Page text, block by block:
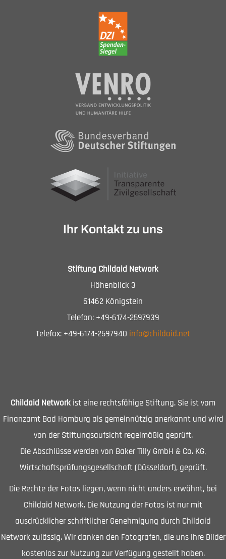
Ihr Kontakt zu uns
Stiftung Childaid Network
Höhenblick 3
61462 Königstein
Telefon: +49-6174-2597939
Telefax: +49-6174-2597940 info@childaid.net
Childaid Network ist eine rechtsfähige Stiftung. Sie ist vom
Finanzamt Bad Homburg als gemeinnützig anerkannt und wird
von der Stiftungsaufsicht regelmäßig geprüft.
Die Abschlüsse werden von Baker Tilly GmbH & Co. KG,
Wirtschaftsprüfungsgesellschaft (Düsseldorf), geprüft.
Die Rechte der Fotos liegen, wenn nicht anders erwähnt, bei
Childaid Network. Die Nutzung der Fotos ist nur mit
ausdrücklicher schriftlicher Genehmigung durch Childaid
Network zulässig. Wir danken den Fotografen, die uns ihre Bilder
kostenlos zur Nutzung zur Verfügung gestellt haben.